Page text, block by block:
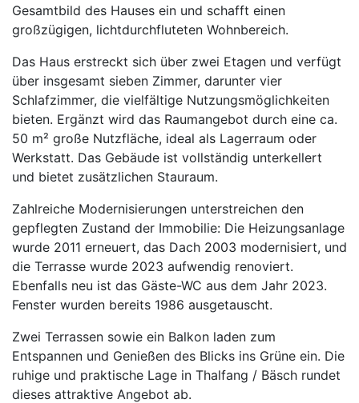
Gesamtbild des Hauses ein und schafft einen
großzügigen, lichtdurchfluteten Wohnbereich.
Das Haus erstreckt sich über zwei Etagen und verfügt
über insgesamt sieben Zimmer, darunter vier
Schlafzimmer, die vielfältige Nutzungsmöglichkeiten
bieten. Ergänzt wird das Raumangebot durch eine ca.
50 m² große Nutzfläche, ideal als Lagerraum oder
Werkstatt. Das Gebäude ist vollständig unterkellert
und bietet zusätzlichen Stauraum.
Zahlreiche Modernisierungen unterstreichen den
gepflegten Zustand der Immobilie: Die Heizungsanlage
wurde 2011 erneuert, das Dach 2003 modernisiert, und
die Terrasse wurde 2023 aufwendig renoviert.
Ebenfalls neu ist das Gäste-WC aus dem Jahr 2023.
Fenster wurden bereits 1986 ausgetauscht.
Zwei Terrassen sowie ein Balkon laden zum
Entspannen und Genießen des Blicks ins Grüne ein. Die
ruhige und praktische Lage in Thalfang / Bäsch rundet
dieses attraktive Angebot ab.